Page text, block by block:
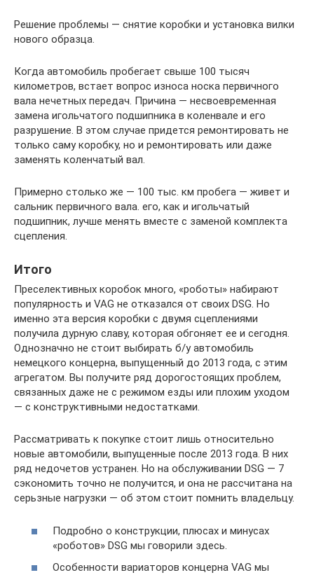
Решение проблемы — снятие коробки и установка вилки
нового образца.
Когда автомобиль пробегает свыше 100 тысяч
километров, встает вопрос износа носка первичного
вала нечетных передач. Причина — несвоевременная
замена игольчатого подшипника в коленвале и его
разрушение. В этом случае придется ремонтировать не
только саму коробку, но и ремонтировать или даже
заменять коленчатый вал.
Примерно столько же — 100 тыс. км пробега — живет и
сальник первичного вала. его, как и игольчатый
подшипник, лучше менять вместе с заменой комплекта
сцепления.
Итого
Преселективных коробок много, «роботы» набирают
популярность и VAG не отказался от своих DSG. Но
именно эта версия коробки с двумя сцеплениями
получила дурную славу, которая обгоняет ее и сегодня.
Однозначно не стоит выбирать б/у автомобиль
немецкого концерна, выпущенный до 2013 года, с этим
агрегатом. Вы получите ряд дорогостоящих проблем,
связанных даже не с режимом езды или плохим уходом
— с конструктивными недостатками.
Рассматривать к покупке стоит лишь относительно
новые автомобили, выпущенные после 2013 года. В них
ряд недочетов устранен. Но на обслуживании DSG — 7
сэкономить точно не получится, и она не рассчитана на
серьзные нагрузки — об этом стоит помнить владельцу.
Подробно о конструкции, плюсах и минусах
«роботов» DSG мы говорили здесь.
Особенности вариаторов концерна VAG мы